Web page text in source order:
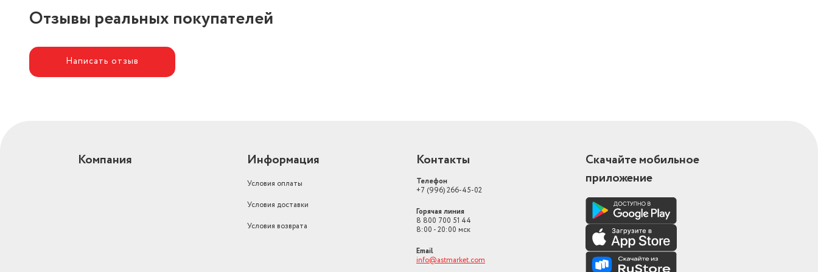
Отзывы реальных покупателей
Написать отзыв
Компания Информация
Условия оплаты
Условия доставки
Условия возврата
Контакты
Телефон
+7 (996) 266-45-02
Горячая линия
8 800 700 51 44
8:00 - 20:00 мск
Email
info@astmarket.com
Скачайте мобильное
приложение